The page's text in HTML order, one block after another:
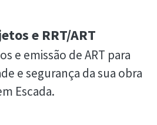
e RRT/ART
e emissão de ART para
e segurança da sua obra
Escada.